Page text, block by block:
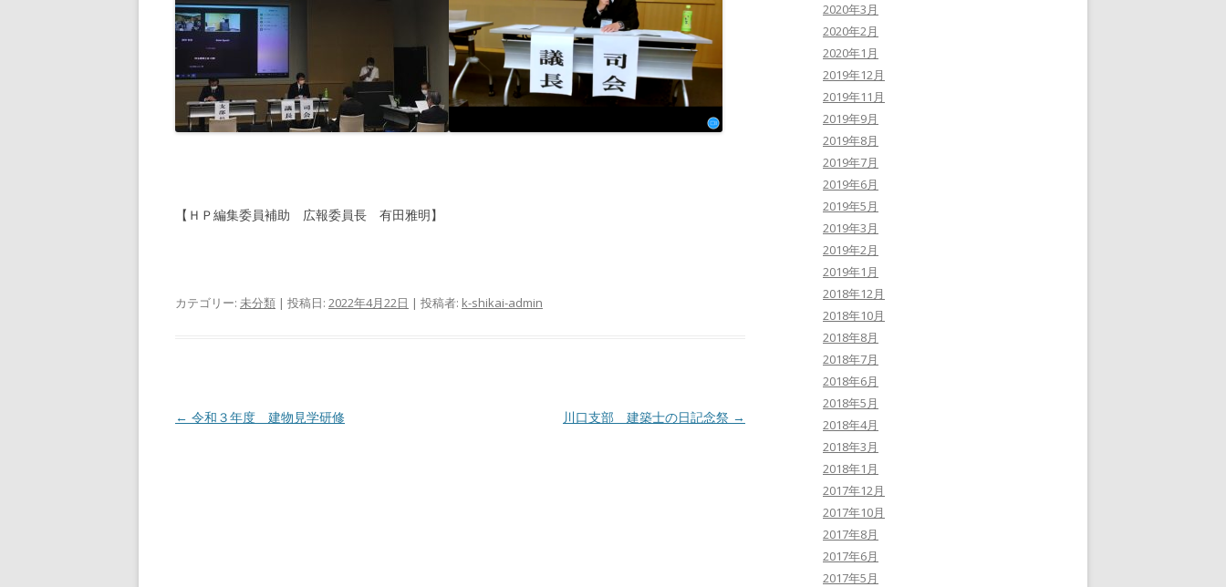
【ＨＰ編集委員補助 広報委員長 有田雅明】
カテゴリー: 未分類 | 投稿日: 2022年4月22日 | 投稿者: k-shikai-admin
投
← 令和３年度 建物見学研修 川口支部 建築士の日記念祭 →
2020年3月
2020年2月
2020年1月
2019年12月
2019年11月
2019年9月
2019年8月
2019年7月
2019年6月
2019年5月
2019年3月
2019年2月
2019年1月
2018年12月
2018年10月
2018年8月
2018年7月
2018年6月
2018年5月
2018年4月
2018年3月
2018年1月
2017年12月
2017年10月
2017年8月
2017年6月
2017年5月